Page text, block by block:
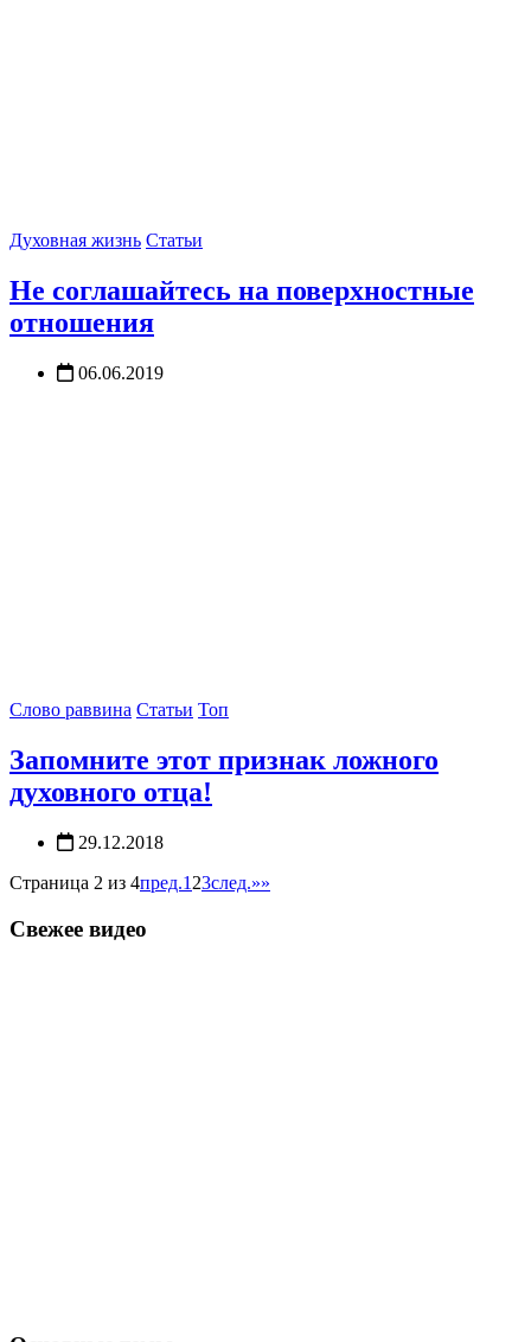
Духовная жизнь Статьи
Не соглашайтесь на поверхностные
отношения
06.06.2019
Слово раввина Статьи Топ
Запомните этот признак ложного
духовного отца!
29.12.2018
Страница 2 из 4пред.1 23след.»»
Свежее видео